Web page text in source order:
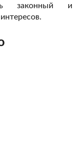
законный и